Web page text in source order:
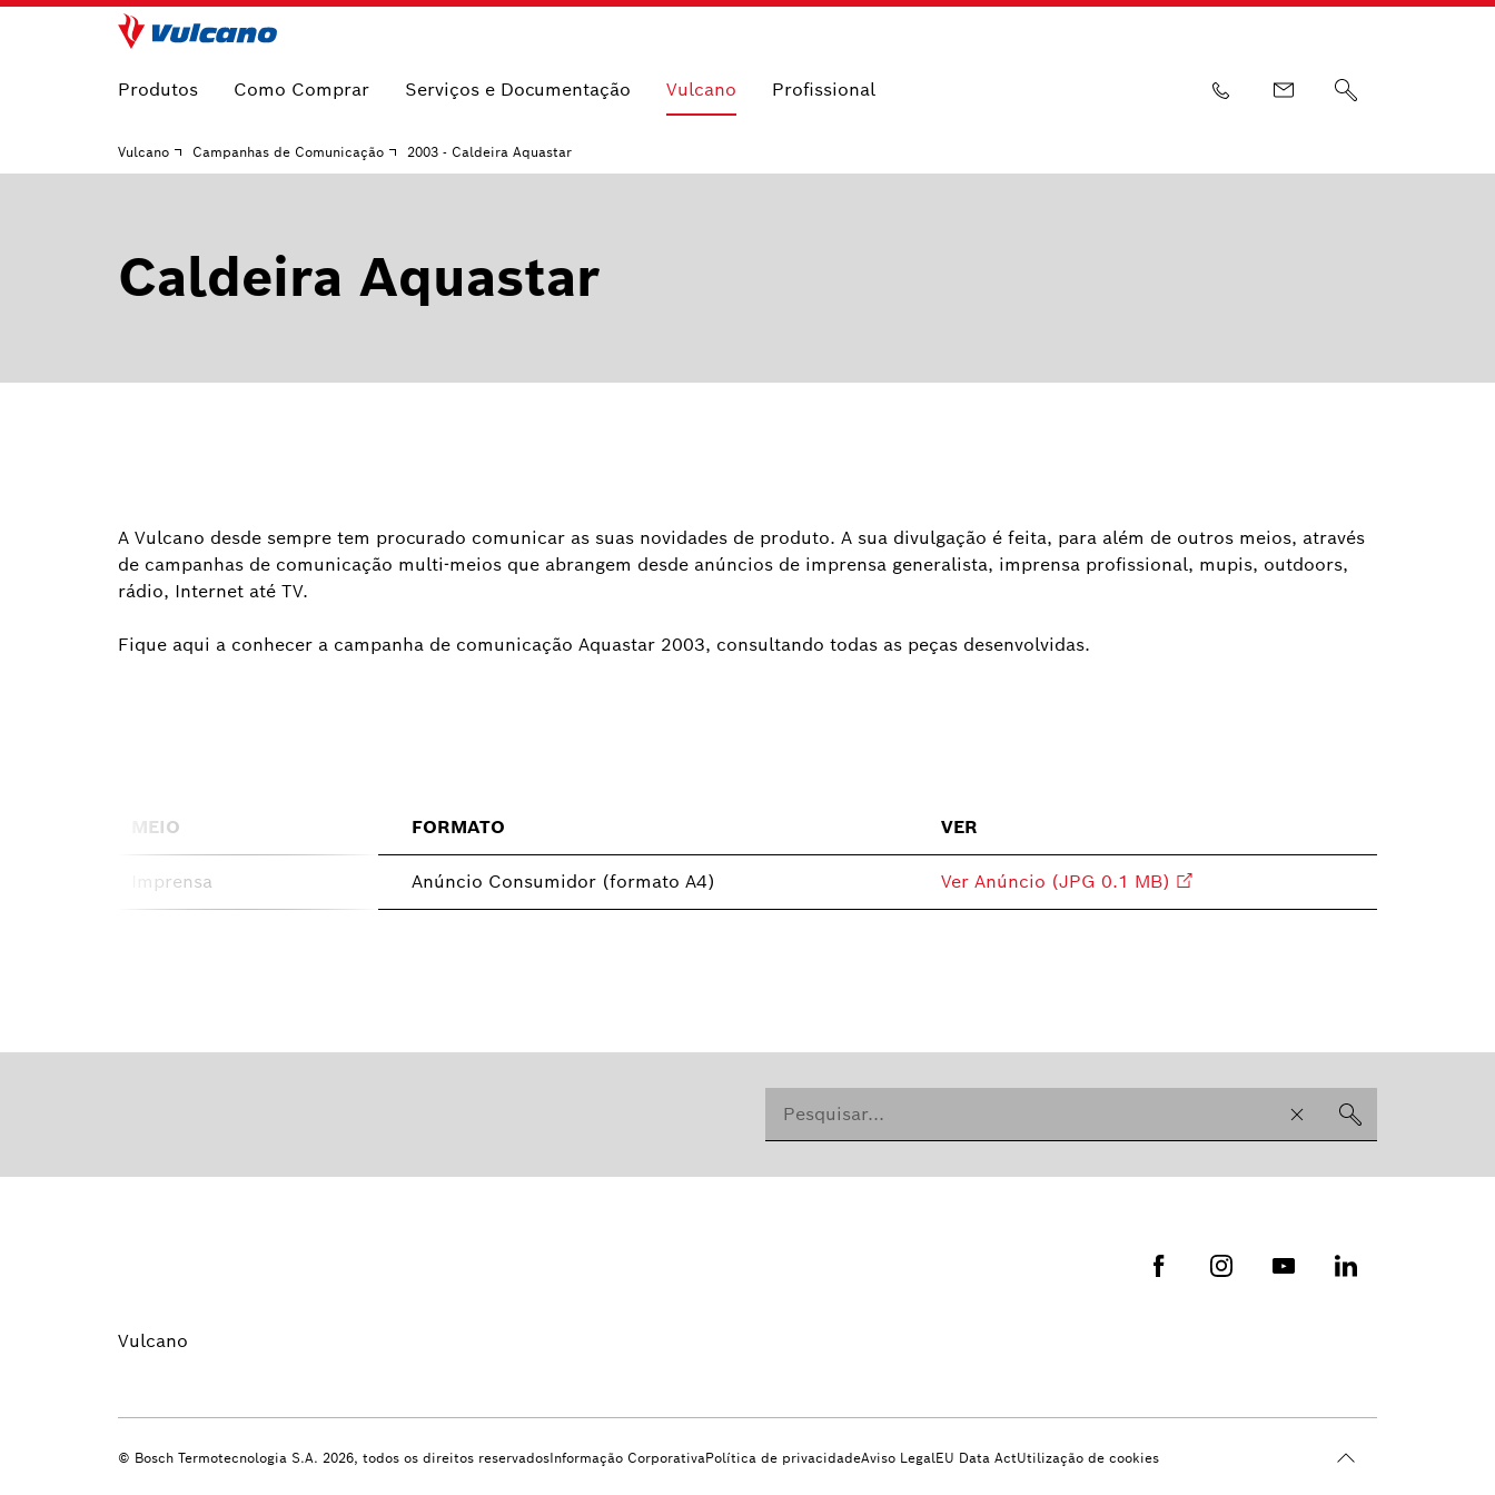
Produtos Como Comprar Serviços e Documentação Vulcano Profissional
Vulcano Campanhas de Comunicação 2003 - Caldeira Aquastar
Caldeira Aquastar
A Vulcano desde sempre tem procurado comunicar as suas novidades de produto. A sua divulgação é feita, para além de outros meios, através
de campanhas de comunicação multi-meios que abrangem desde anúncios de imprensa generalista, imprensa profissional, mupis, outdoors,
rádio, Internet até TV.
Fique aqui a conhecer a campanha de comunicação Aquastar 2003, consultando todas as peças desenvolvidas.
MEIO FORMATO VER
Imprensa Anúncio Consumidor (formato A4) Ver Anúncio (JPG 0.1 MB)
Vulcano
© Bosch Termotecnologia S.A. 2026, todos os direitos reservadosInformação CorporativaPolítica de privacidadeAviso LegalEU Data ActUtilização de cookies